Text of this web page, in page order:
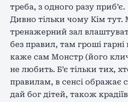
треба, з одного разу приб’є.
Дивно тільки чому Кім тут.
тренажерний зал
без правил, там гроші
каже сам Монстр (його
не любить. Б’є тільки тих,
правилам, в сенсі ображає
дай бог дітей, також